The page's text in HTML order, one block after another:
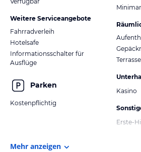
Weitere Serviceangebote
Fahrradverleih
Hotelsafe
Informationsschalter für
Ausflüge
Parken
Kostenpflichtig
Terrasse
Kasino
Erste-
Mehr anzeigen